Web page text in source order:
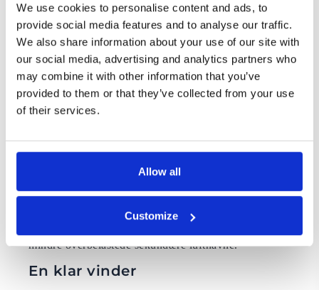
We use cookies to personalise content and ads, to
provide social media features and to analyse our traffic.
We also share information about your use of our site with
our social media, advertising and analytics partners who
may combine it with other information that you’ve
provided to them or that they’ve collected from your use
of their services.
Allow all
Customize
For at opnå lave driftsomkostninger pr. passager og
høj flyproduktivitet tilbyder lavprisselskaberne typisk
punkt-til-punkt-tjenester på kortdistanceruter med en
flåde på kun én flytype, for eksempel Boeing B737
eller Airbus A320.Med et stærkt fokus driver mange
af selskaberne en moderne og brændstofeffektiv flåde
med forholdsvis lavt brændstofforbrug pr.
passagerkilometer og lavere udledning af CO2.
Østeuropa
Oprindeligt var lavprisselskabernes vækst
i 2004 ekspanderede deres andel gradvist til Central-
begyndt at operere i større europæiske
mindre overbelastede sekundære lufthavne.
En klar vinder